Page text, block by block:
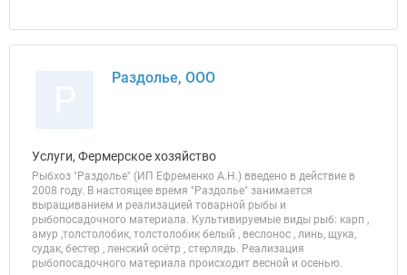
Раздолье, ООО
Услуги, Фермерское хозяйство
Рыбхоз "Раздолье" (ИП Ефременко А.Н.) введено в действие в
2008 году. В настоящее время "Раздолье" занимается
выращиванием и реализацией товарной рыбы и
рыбопосадочного материала. Культивируемые виды рыб: карп ,
амур ,толстолобик, толстолобик белый , веслонос , линь, щука,
судак, бестер , ленский осётр , стерлядь. Реализация
рыбопосадочного материала происходит весной и осенью.